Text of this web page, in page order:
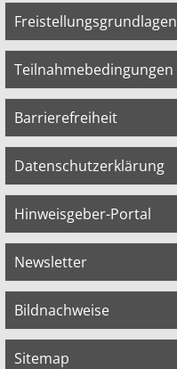
Freistellungsgrundlagen
Teilnahmebedingungen
Barrierefreiheit
Datenschutzerklärung
Hinweisgeber-Portal
Newsletter
Bildnachweise
Sitemap